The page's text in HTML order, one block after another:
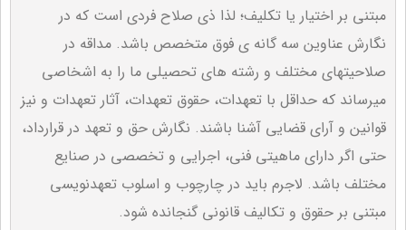
مبتنی بر اختیار یا تکلیف؛ لذا ذی صلاح فردی است که در
نگارش عناوین سه گانه ی فوق متخصص باشد. مداقه در
صلاحیتهای مختلف و رشته های تحصیلی ما را به اشخاصی
میرساند که حداقل با تعهدات، حقوق تعهدات، آثار تعهدات و نیز
قوانین و آرای قضایی آشنا باشند. نگارش حق و تعهد در قرارداد،
حتی اگر دارای ماهیتی فنی، اجرایی و تخصصی در صنایع
مختلف باشد. لاجرم باید در چارچوب و اسلوب تعهدنویسی
مبتنی بر حقوق و تکالیف قانونی گنجانده شود.